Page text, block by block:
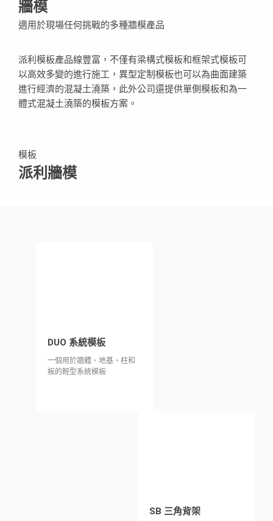
牆模
適用於現場任何挑戰的多種牆模產品
派利模板產品線豐富，不僅有梁構式模板和框架式模板可
以高效多變的進行施工，異型定制模板也可以為曲面建築
進行經濟的混凝土澆築，此外公司還提供單側模板和為一
體式混凝土澆築的模板方案。
模板
派利牆模
DUO 系統模板
一個用於牆體、地基、柱和
板的輕型系統模板
SB 三角背架